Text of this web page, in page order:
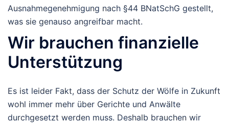
Ausnahmegenehmigung nach §44 BNatSchG gestellt,
was sie genauso angreifbar macht.
Wir brauchen finanzielle
Unterstützung
Es ist leider Fakt, dass der Schutz der Wölfe in Zukunft
wohl immer mehr über Gerichte und Anwälte
durchgesetzt werden muss. Deshalb brauchen wir